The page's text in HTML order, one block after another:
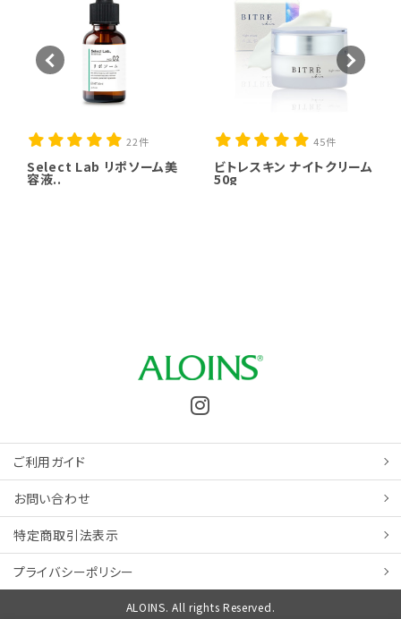
22件
Select Lab リポソーム美
容液..
45件
ビトレスキン ナイトクリーム
50g
ご利用ガイド
お問い合わせ
特定商取引法表示
プライバシーポリシー
ALOINS. All rights Reserved.